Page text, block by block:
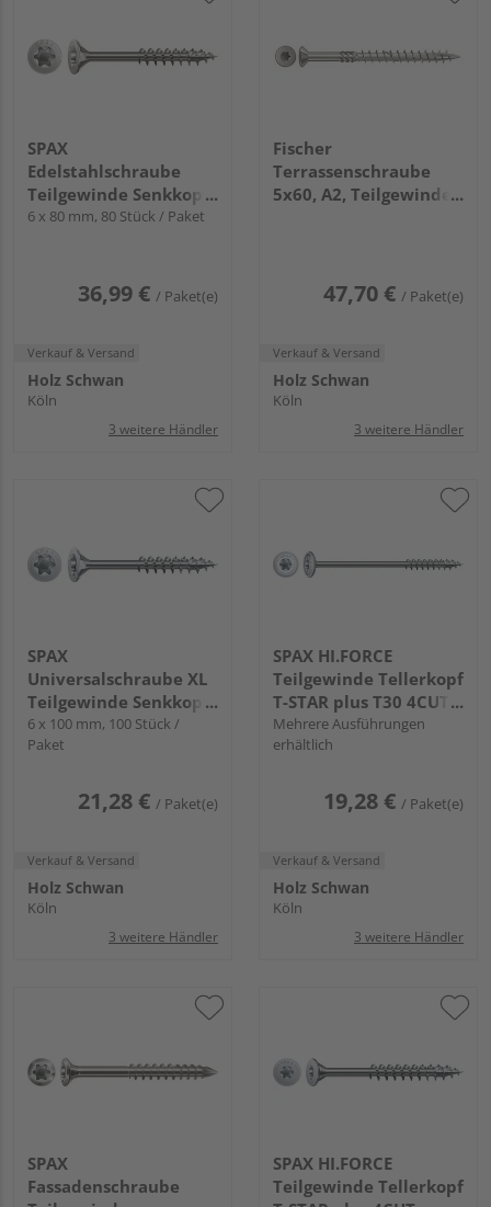
SPAX
Edelstahlschraube
Teilgewinde Senkkopf
T-STAR plus T30 4CUT
6 x 80 mm, 80 Stück / Paket
36,99 € / Paket(e)
Verkauf & Versand
Holz Schwan
Köln
3 weitere Händler
Fischer
Terrassenschraube
5x60, A2, Teilgewinde,
47,70 € / Paket(e)
Verkauf & Versand
Holz Schwan
Köln
3 weitere Händler
SPAX
Universalschraube XL
Teilgewinde Senkkopf
T-STAR plus T30 4CUT
WIROX
6 x 100 mm, 100 Stück /
Paket
21,28 € / Paket(e)
Verkauf & Versand
Holz Schwan
Köln
3 weitere Händler
SPAX HI.FORCE
Teilgewinde Tellerkopf
T-STAR plus T30 4CUT
WIROX FH
Mehrere Ausführungen
erhältlich
19,28 € / Paket(e)
Verkauf & Versand
Holz Schwan
Köln
3 weitere Händler
SPAX
Fassadenschraube
SPAX HI.FORCE
Teilgewinde Tellerkopf